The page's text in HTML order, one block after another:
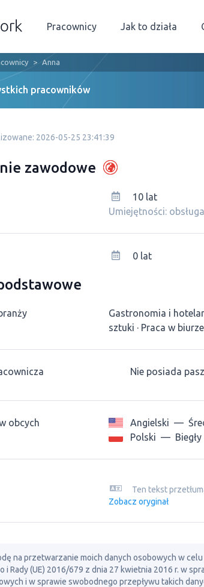
Pracownicy Jak to działa
Anna
pracowników
2026-05-25 23:41:39
zawodowe
10 lat
Umiejętności:
0 lat
Gastronomia i
sztuki
Praca w biurze
Nie posiada
obcych Angielski —
Polski — Biegły
Ten tekst
Zobacz oryginał
na przetwarzanie moich danych osobowych w
i Rady (UE) 2016/679 z dnia 27 kwietnia 2016 r. w
i w sprawie swobodnego przepływu takich